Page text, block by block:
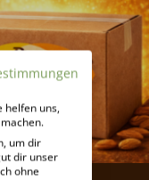
helfen uns,
um dir
dir unser
ohne